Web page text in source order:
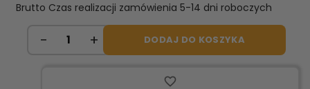
Brutto Czas realizacji zamówienia 5-14 dni roboczych
DODAJ DO KOSZYKA
favorite_border